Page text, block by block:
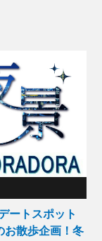
ートスポット
お散歩企画！冬